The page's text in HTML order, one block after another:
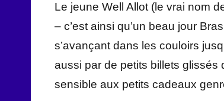
Le jeune Well Allot (le vrai nom
– c’est ainsi qu’un beau jour
s’avançant dans les couloirs
aussi par de petits billets glissés
sensible aux petits cadeaux